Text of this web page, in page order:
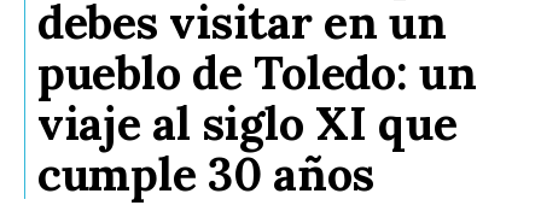
debes visitar en un
pueblo de Toledo: un
viaje al siglo XI que
cumple 30 años